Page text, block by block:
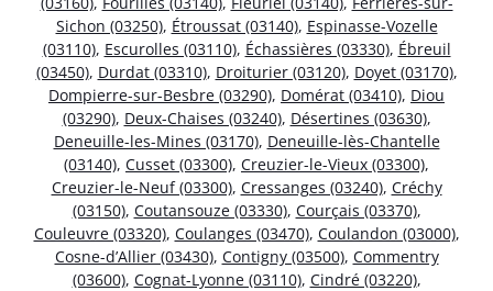
Sichon (03250), Étroussat (03140), Espinasse-Vozelle
(03110), Escurolles (03110), Échassières (03330), Ébreuil
(03450), Durdat (03310), Droiturier (03120), Doyet (03170),
Dompierre-sur-Besbre (03290), Domérat (03410), Diou
(03290), Deux-Chaises (03240), Désertines (03630),
Deneuille-les-Mines (03170), Deneuille-lès-Chantelle
(03140), Cusset (03300), Creuzier-le-Vieux (03300),
Creuzier-le-Neuf (03300), Cressanges (03240), Créchy
(03150), Coutansouze (03330), Courçais (03370),
Couleuvre (03320), Coulanges (03470), Coulandon (03000),
Cosne-d’Allier (03430), Contigny (03500), Commentry
(03600), Cognat-Lyonne (03110), Cindré (03220),